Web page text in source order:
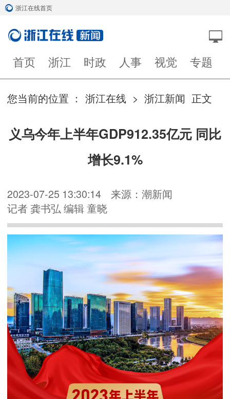
浙江在线首页
首页 浙江 时政 人事 视觉 专题
您当前的位置 ： 浙江在线 > 浙江新闻 正文
义乌今年上半年GDP912.35亿元 同比
增长9.1%
2023-07-25 13:30:14
来源：潮新闻
记者 龚书弘 编辑 童晓